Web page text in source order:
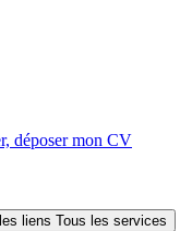
déposer mon CV
liens Tous les services